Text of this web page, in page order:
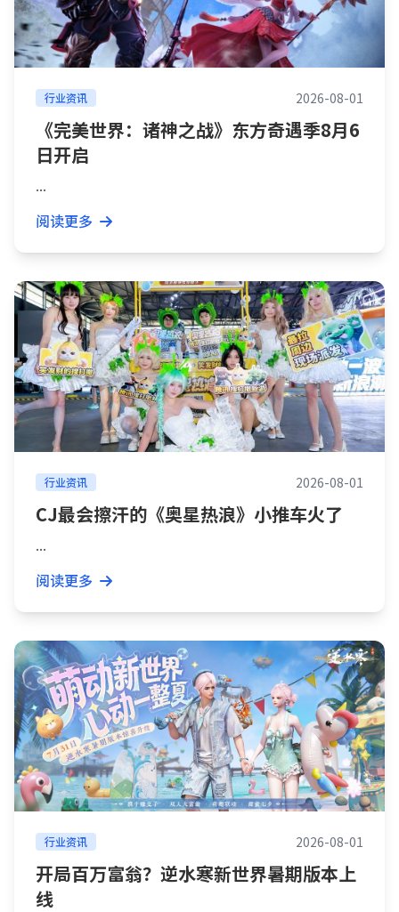
行业资讯 2026-08-01
《完美世界：诸神之战》东方奇遇季8月6
日开启
...
阅读更多
行业资讯 2026-08-01
CJ最会擦汗的《奥星热浪》小推车火了
...
阅读更多
行业资讯 2026-08-01
开局百万富翁？逆水寒新世界暑期版本上
线